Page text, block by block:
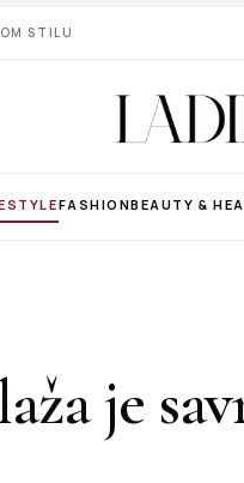
STILU
FASHIONBEAUTY &
je